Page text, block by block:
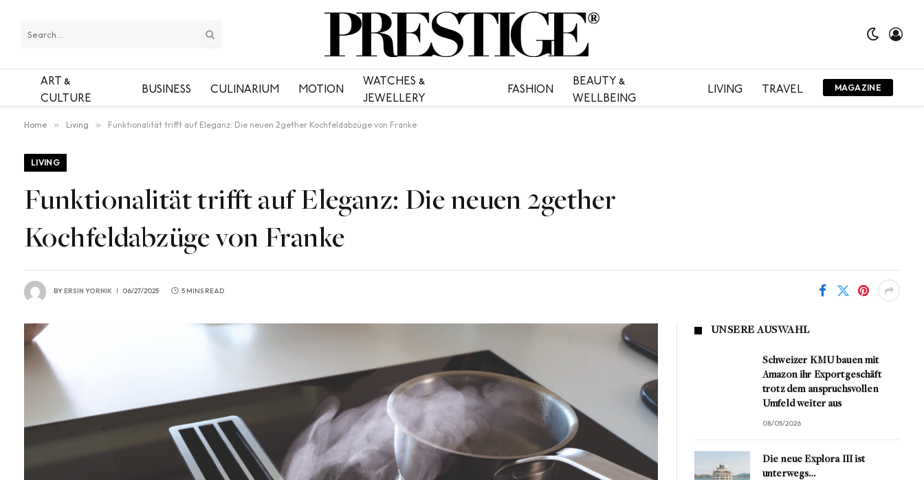
ART &
CULTURE
BUSINESS CULINARIUM MOTION
WATCHES &
JEWELLERY
FASHION
BEAUTY &
WELLBEING
LIVING TRAVEL MAGAZINE
Home » Living » Funktionalität trifft auf Eleganz: Die neuen 2gether Kochfeldabzüge von Franke
LIVING
Funktionalität trifft auf Eleganz: Die neuen 2gether
Kochfeldabzüge von Franke
BYERSIN YORNIK 06/27/2025 5 MINS READ
UNSERE AUSWAHL
Schweizer KMU bauen mit
Amazon ihr Exportgeschäft
trotz dem anspruchsvollen
Umfeld weiter aus
08/05/2026
Die neue Explora III ist
unterwegs…